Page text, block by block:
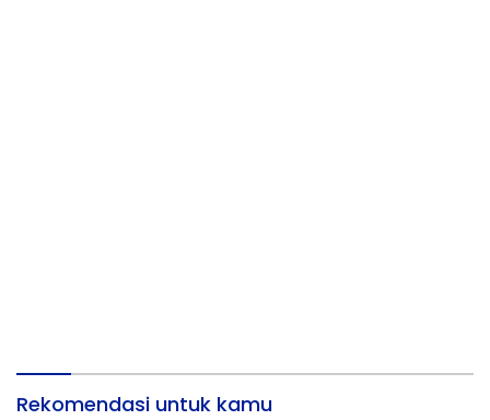
Rekomendasi untuk kamu